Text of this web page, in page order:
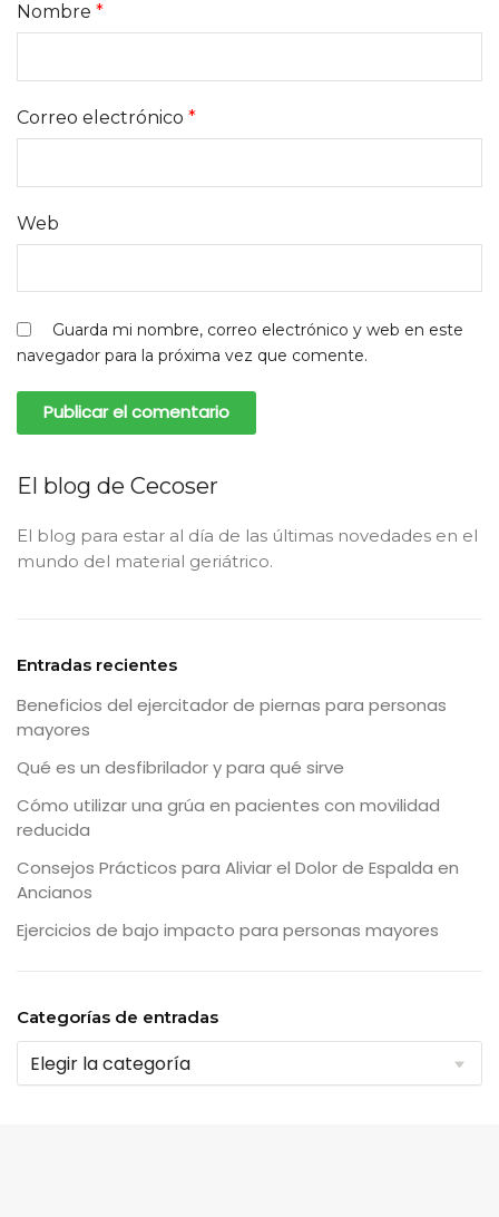
Nombre *
Correo electrónico *
Web
Guarda mi nombre, correo electrónico y web en este
navegador para la próxima vez que comente.
El blog de Cecoser
El blog para estar al día de las últimas novedades en el
mundo del material geriátrico.
Entradas recientes
Beneficios del ejercitador de piernas para personas
mayores
Qué es un desfibrilador y para qué sirve
Cómo utilizar una grúa en pacientes con movilidad
reducida
Consejos Prácticos para Aliviar el Dolor de Espalda en
Ancianos
Ejercicios de bajo impacto para personas mayores
Categorías de entradas